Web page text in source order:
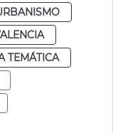
TEMÁTICA